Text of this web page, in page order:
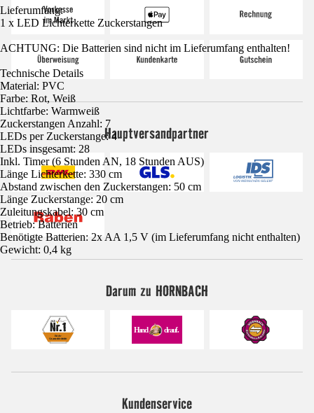
Lieferumfang:
1 x LED Lichterkette Zuckerstangen
ACHTUNG: Die Batterien sind nicht im Lieferumfang enthalten!
Technische Details
Material: PVC
Farbe: Rot, Weiß
Lichtfarbe: Warmweiß
Zuckerstangen Anzahl: 7
LEDs per Zuckerstange: 4
LEDs insgesamt: 28
Inkl. Timer (6 Stunden AN, 18 Stunden AUS)
Länge Lichterkette: 330 cm
Abstand zwischen den Zuckerstangen: 50 cm
Länge Zuckerstange: 20 cm
Zuleitungskabel: 30 cm
Betrieb: Batterien
Benötigte Batterien: 2x AA 1,5 V (im Lieferumfang nicht enthalten)
Gewicht: 0,4 kg
Hauptversandpartner
Darum zu HORNBACH
Kundenservice